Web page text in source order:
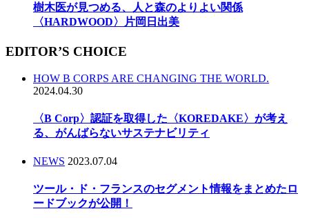
樹木医が見つめる、人と森のよりよい関係
〈HARDWOOD〉片岡日出美
EDITOR’S CHOICE
HOW B CORPS ARE CHANGING THE WORLD.
2024.04.30
〈B Corp〉認証を取得した〈KOREDAKE〉が考え
る、がんばらないサステナビリティ
NEWS 2023.07.04
ツール・ド・フランスのセグメント情報をまとめたロ
ードブックが公開！